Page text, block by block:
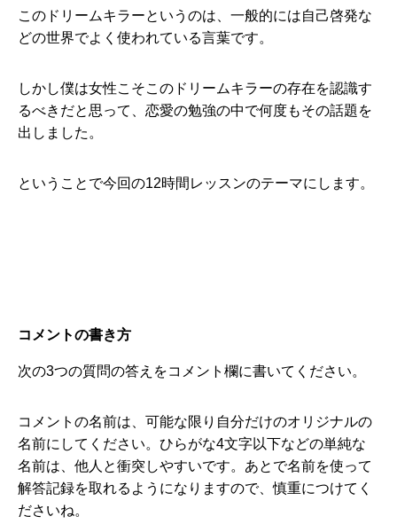
このドリームキラーというのは、一般的には自己啓発な
どの世界でよく使われている言葉です。
しかし僕は女性こそこのドリームキラーの存在を認識す
るべきだと思って、恋愛の勉強の中で何度もその話題を
出しました。
ということで今回の12時間レッスンのテーマにします。
コメントの書き方
次の3つの質問の答えをコメント欄に書いてください。
コメントの名前は、可能な限り自分だけのオリジナルの
名前にしてください。ひらがな4文字以下などの単純な
名前は、他人と衝突しやすいです。あとで名前を使って
解答記録を取れるようになりますので、慎重につけてく
ださいね。